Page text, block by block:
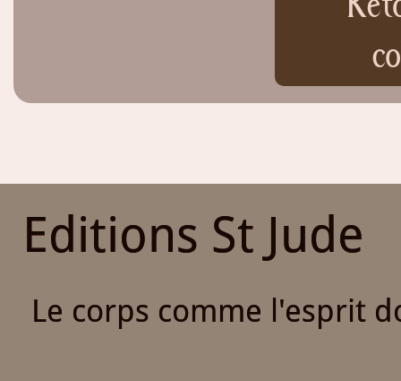
Editions St Jude
Le corps comme l'esprit